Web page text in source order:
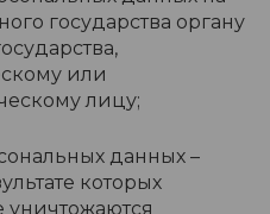
государства органу
или
лицу;
данных –
которых